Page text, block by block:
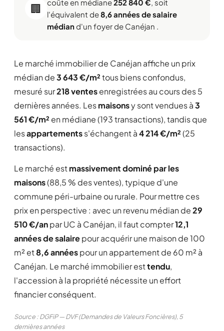
🏢
coûte en médiane252 840 €, soit
l'équivalent de8,6 années de salaire
médiand'un foyer de Canéjan .
Le marché immobilier de Canéjan affiche un prix
médian de3 643 €/m²tous biens confondus,
mesuré sur218 ventesenregistrées au cours des 5
dernières années. Lesmaisonsy sont vendues à3
561 €/m² en médiane (193 transactions), tandis que
lesappartementss'échangent à4 214 €/m²(25
transactions).
Le marché estmassivement dominé par les
maisons(88,5 % des ventes), typique d'une
commune péri-urbaine ou rurale. Pour mettre ces
prix en perspective : avec un revenu médian de29
510 €/anpar UC à Canéjan, il faut compter12,1
années de salairepour acquérir une maison de 100
m² et8,6 annéespour un appartement de 60 m² à
Canéjan. Le marché immobilier esttendu,
l'accession à la propriété nécessite un effort
financier conséquent.
Source : DGFiP — DVF (Demandes de Valeurs Foncières), 5
dernières années